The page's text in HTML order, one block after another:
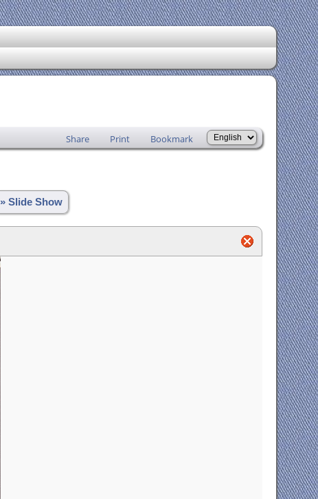
Share Print Bookmark
» Slide Show